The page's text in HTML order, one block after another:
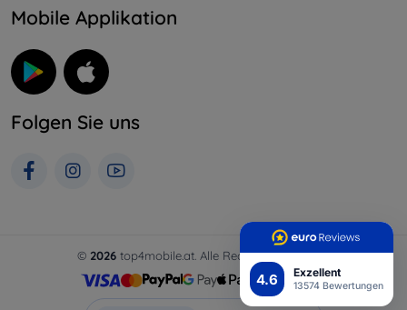
4.6 Exzellent
13574 Bewertungen
Mobile Applikation
Folgen Sie uns
© 2026top4mobile.at. Alle Rechte vorbehalten.